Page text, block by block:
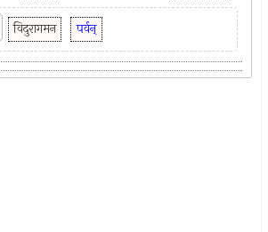
विदुरागमन पर्वन्